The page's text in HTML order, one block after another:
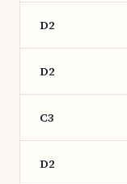
D2
D2
C3
D2